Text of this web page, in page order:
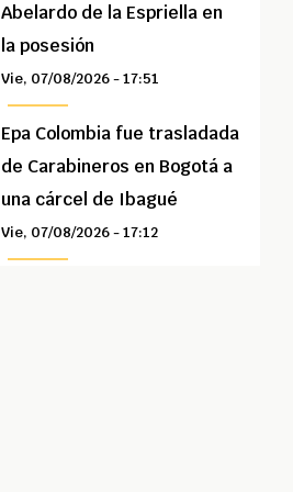
Abelardo de la Espriella en
la posesión
Vie, 07/08/2026 - 17:51
Epa Colombia fue trasladada
de Carabineros en Bogotá a
una cárcel de Ibagué
Vie, 07/08/2026 - 17:12